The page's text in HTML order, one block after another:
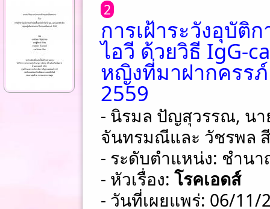
2
การเฝ้าระวังอุบัติ
ไอวี ด้วยวิธี IgG-
หญิงที่มาฝากครร
2559
- นิรมล ปัญสุวรรณ, นา
จันทรมณีและ วัชรพล
- ระดับตำแหน่ง: ชําน
- หัวเรื่อง: โรคเอดส์
- วันที่เผยแพร่: 06/11/